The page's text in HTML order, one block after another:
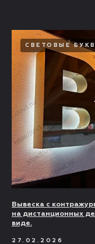
СВЕТОВЫЕ
Вывеска с
на дистанционных
виде.
27.02.2026